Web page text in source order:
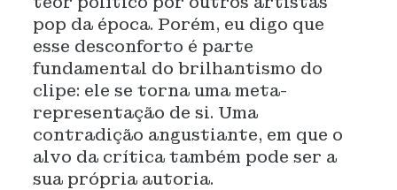
pop da época. Porém, eu digo que
esse desconforto é parte
fundamental do brilhantismo do
clipe: ele se torna uma meta-
representação de si. Uma
contradição angustiante, em que o
alvo da crítica também pode ser a
sua própria autoria.